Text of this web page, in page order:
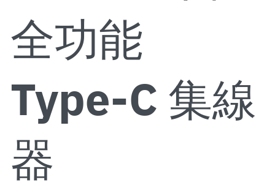
全功能
Type-C 集線
器